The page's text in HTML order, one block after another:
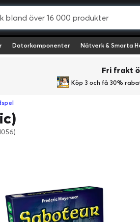
Datorkomponenter Nätverk & Smarta
Fri frakt
Köp 3 och få 30%